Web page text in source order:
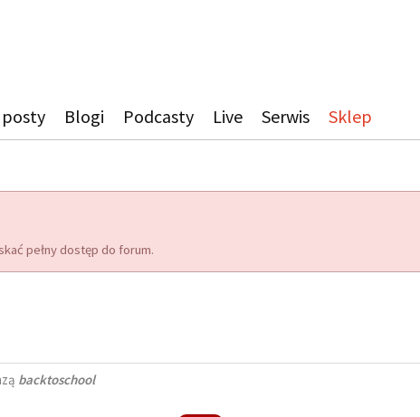
Blogi Podcasty Live Serwis Sklep
pełny dostęp do forum.
backtoschool